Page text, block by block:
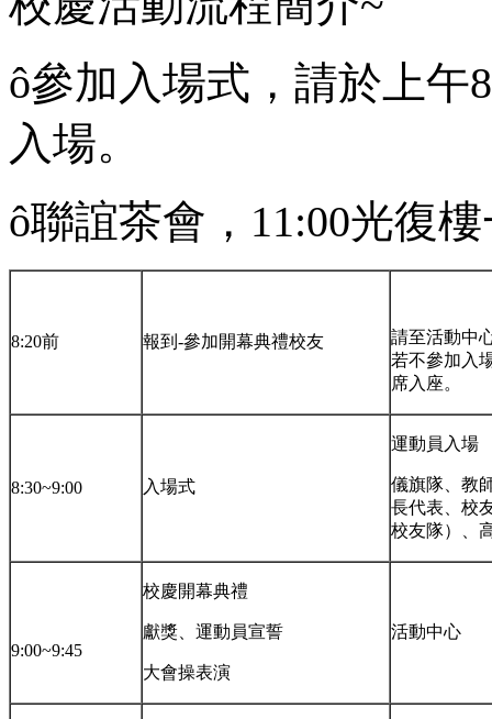
ô參加入場式，請於上午
入場。
ô聯誼茶會，11:00光復
8:20前 報到-參加開幕典禮校友
請至活動中
若不參加入
席入座。
8:30~9:00 入場式
運動員入場
儀旗隊、教
長代表、校
校友隊）、
9:00~9:45
校慶開幕典禮
獻獎、運動員宣誓
大會操表演
活動中心